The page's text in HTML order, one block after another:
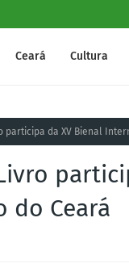
Ceará Cultura
participa da XV Bienal
do Ceará